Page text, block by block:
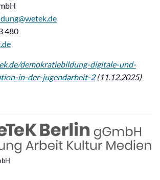
480
demokratiebildung-digitale-und-
in-der-jugendarbeit-2(11.12.2025)